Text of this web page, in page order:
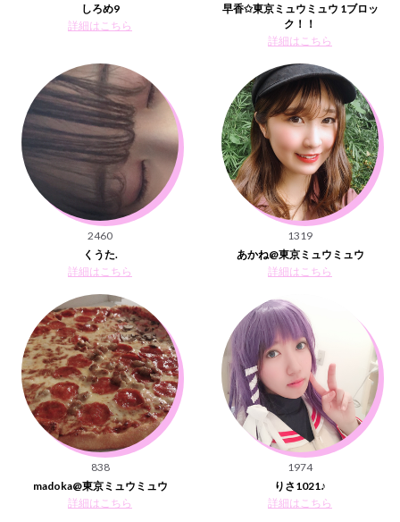
しろめ9
詳細はこちら
早香✩東京ミュウミュウ 1ブロッ
ク！！
詳細はこちら
2460
くうた.
詳細はこちら
1319
あかね@東京ミュウミュウ
詳細はこちら
838
madoka@東京ミュウミュウ
詳細はこちら
1974
りさ1021♪
詳細はこちら